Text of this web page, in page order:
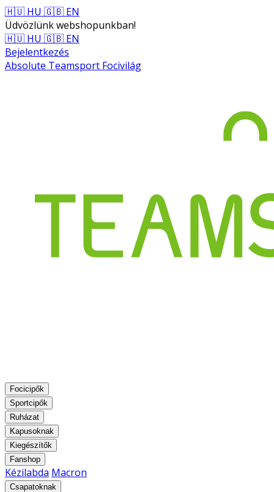
🇭🇺 HU 🇬🇧 EN
Üdvözlünk webshopunkban!
🇭🇺 HU 🇬🇧 EN
Bejelentkezés
Absolute Teamsport Focivilág
Focicipők
Sportcipők
Ruházat
Kapusoknak
Kiegészítők
Fanshop
Kézilabda Macron
Csapatoknak